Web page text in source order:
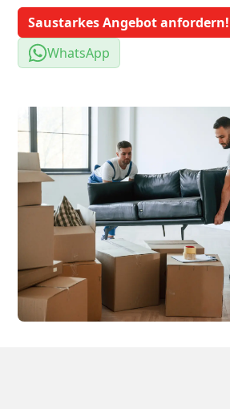
Saustarkes Angebot anfordern!
WhatsApp